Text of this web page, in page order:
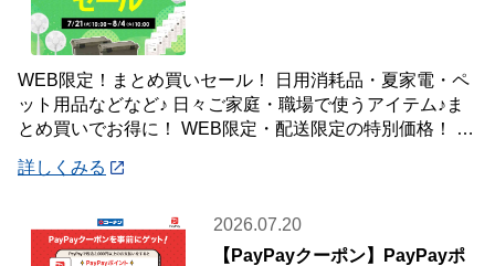
WEB限定！まとめ買いセール！ 日用消耗品・夏家電・ペ
ット用品などなど♪ 日々ご家庭・職場で使うアイテム♪ま
とめ買いでお得に！ WEB限定・配送限定の特別価格！ た
詳しくみる
2026.07.20
【PayPayクーポン】PayPayポ